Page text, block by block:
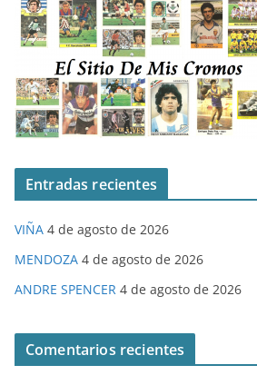
Entradas recientes
VIÑA 4 de agosto de 2026
MENDOZA 4 de agosto de 2026
ANDRE SPENCER 4 de agosto de 2026
Comentarios recientes